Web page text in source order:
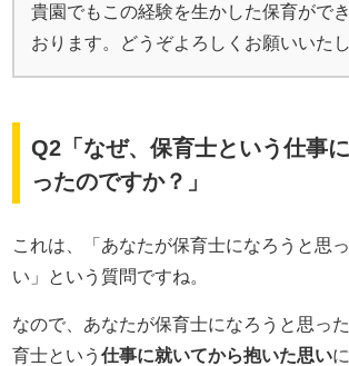
貴園でもこの経験を生かした保育がで
おります。どうぞよろしくお願いいたし
Q2「なぜ、保育士という仕事
ったのですか？」
これは、「あなたが保育士になろうと思
い」という質問ですね。
なので、あなたが保育士になろうと思った
育士という仕事に就いてから抱いた思い